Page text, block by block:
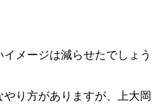
メージは減らせたでしょう
り方がありますが、上大岡